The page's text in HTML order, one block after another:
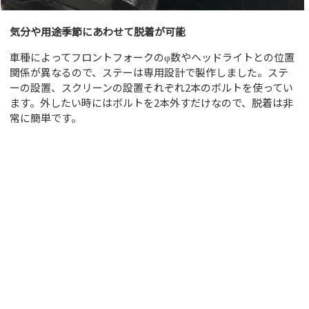
気分や用途季節にあわせて脱着が可能
車種によってフロントフォークのφ数やヘッドライトとの位置
関係が異なるので、ステーは専用設計で製作しました。ステ
ーの設置、スクリーンの設置それぞれ2本のボルトを使ってい
ます。外したい時にはボルトを2本外すだけなので、脱着は非
常に簡単です。